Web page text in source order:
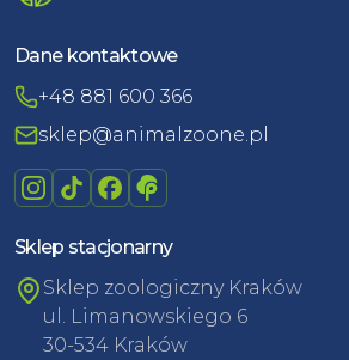
Dane kontaktowe
+48 881 600 366
sklep@animalzoone.pl
Sklep stacjonarny
Sklep zoologiczny Kraków
ul. Limanowskiego 6
30-534 Kraków